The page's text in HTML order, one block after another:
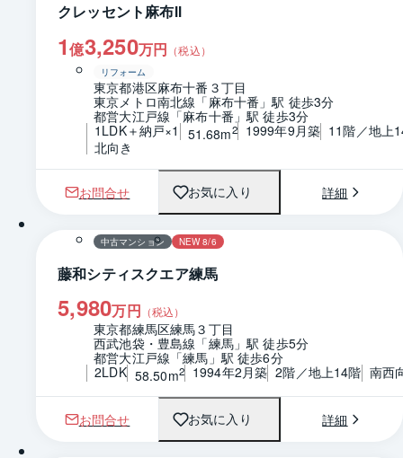
クレッセント麻布Ⅱ
1億3,250万円 （税込）
リフォーム
東京都港区麻布十番３丁目
東京メトロ南北線「麻布十番」駅 徒歩3分
都営大江戸線「麻布十番」駅 徒歩3分
1LDK＋納戸×1
51.68m2 1999年9月築 11階／地上
北向き
お問合せ お気に入り 詳細
1 / 0 間取り
中古マンション NEW 8/6
藤和シティスクエア練馬
5,980万円 （税込）
東京都練馬区練馬３丁目
西武池袋・豊島線「練馬」駅 徒歩5分
都営大江戸線「練馬」駅 徒歩6分
2LDK 58.50m2 1994年2月築 2階／地上14階 南西
お問合せ お気に入り 詳細
1 / 0 間取り